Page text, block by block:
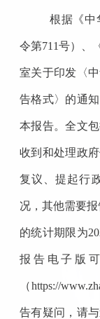
根据《中
令第711号）
室关于印发〈
告格式〉的通
本报告。全文
收到和处理政
复议、提起行
况，其他需要
的统计期限为
报告电子版
（https://
告有疑问，请